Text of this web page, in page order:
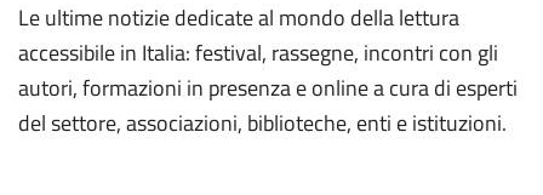
Le ultime notizie dedicate al mondo della lettura
accessibile in Italia: festival, rassegne, incontri con gli
autori, formazioni in presenza e online a cura di esperti
del settore, associazioni, biblioteche, enti e istituzioni.